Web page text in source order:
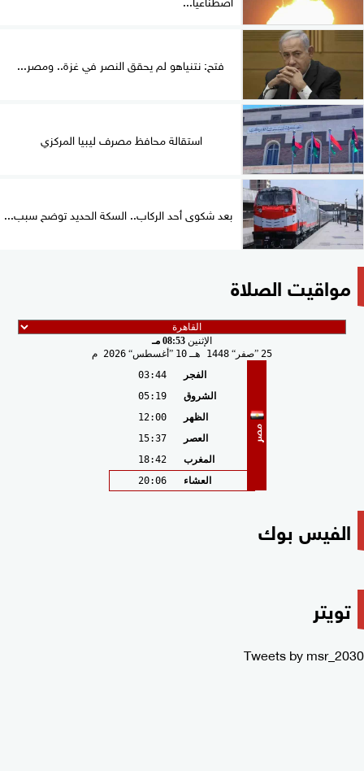
فتح: نتنياهو لم يحقق النصر في غزة.. ومصر...
استقالة محافظ مصرف ليبيا المركزي
بعد شكوى أحد الركاب.. السكة الحديد توضح سبب...
مواقيت الصلاة
الإثنين 08:53 مـ
25
صفر 1448 هـ 10 أغسطس 2026 م
مصر
الفجر
03:44
الشروق
05:19
الظهر
12:00
العصر
15:37
المغرب
18:42
العشاء
20:06
الفيس بوك
تويتر
Tweets by msr_2030